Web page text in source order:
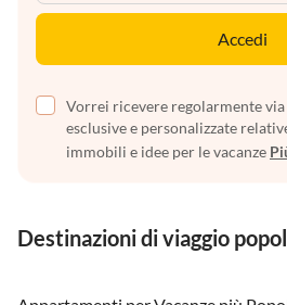
Accedi
Vorrei ricevere regolarmente
esclusive e personalizzate
immobili e idee per le vacanze
Destinazioni di viaggio